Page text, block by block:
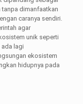
tanpa dimanfaatkan
caranya sendiri.
agar
unik seperti
lagi
ekosistem
hidupnya pada